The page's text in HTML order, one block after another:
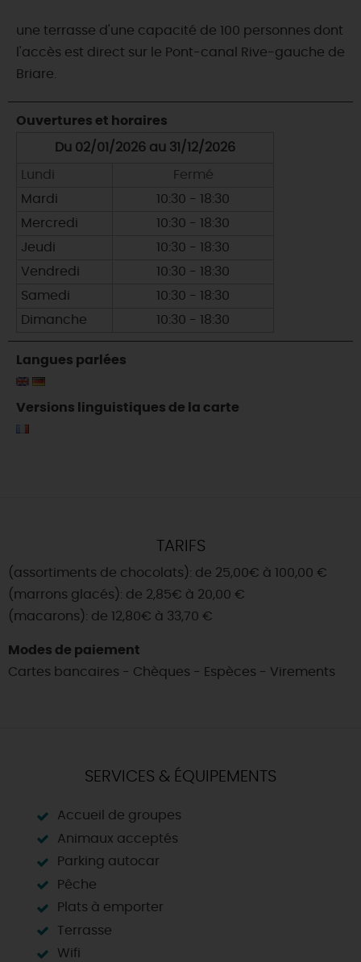
une terrasse d'une capacité de 100 personnes dont
l'accès est direct sur le Pont-canal Rive-gauche de
Briare.
Ouvertures et horaires
Du 02/01/2026 au 31/12/2026
Lundi
Fermé
Mardi
10:30 - 18:30
Mercredi
10:30 - 18:30
Jeudi
10:30 - 18:30
Vendredi
10:30 - 18:30
Samedi
10:30 - 18:30
Dimanche
10:30 - 18:30
Langues parlées
Versions linguistiques de la carte
TARIFS
(assortiments de chocolats): de 25,00€ à 100,00 €
(marrons glacés): de 2,85€ à 20,00 €
(macarons): de 12,80€ à 33,70 €
Modes de paiement
Cartes bancaires - Chèques - Espèces - Virements
SERVICES & ÉQUIPEMENTS
Accueil de groupes
Animaux acceptés
Parking autocar
Pêche
Plats à emporter
Terrasse
Wifi